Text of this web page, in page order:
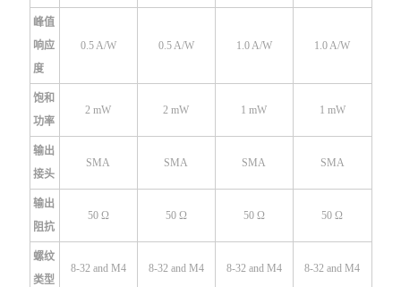
峰值
响应
度
0.5 A/W 0.5 A/W 1.0 A/W 1.0 A/W
饱和
功率
2 mW 2 mW 1 mW 1 mW
输出
接头
SMA SMA SMA SMA
输出
阻抗
50 Ω 50 Ω 50 Ω 50 Ω
螺纹
类型
8-32 and M4 8-32 and M4 8-32 and M4 8-32 and M4